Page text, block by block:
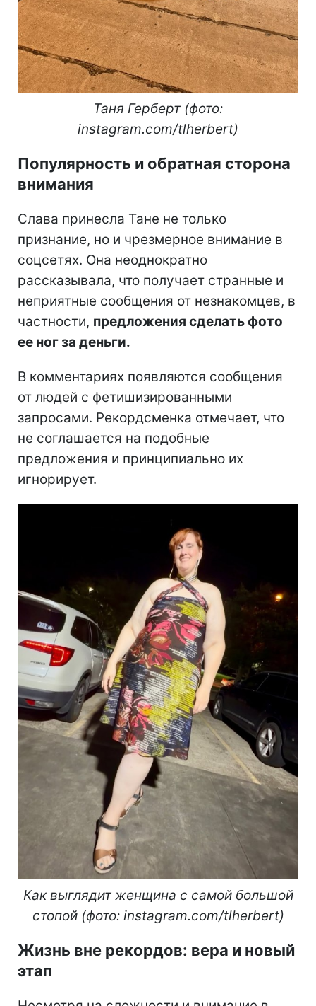
Таня Герберт (фото:
instagram.com/tlherbert)
Популярность и обратная сторона
внимания
Слава принесла Тане не только
признание, но и чрезмерное внимание в
соцсетях. Она неоднократно
рассказывала, что получает странные и
неприятные сообщения от незнакомцев, в
частности, предложения сделать фото
ее ног за деньги.
В комментариях появляются сообщения
от людей с фетишизированными
запросами. Рекордсменка отмечает, что
не соглашается на подобные
предложения и принципиально их
игнорирует.
Как выглядит женщина с самой большой
стопой (фото: instagram.com/tlherbert)
Жизнь вне рекордов: вера и новый
этап